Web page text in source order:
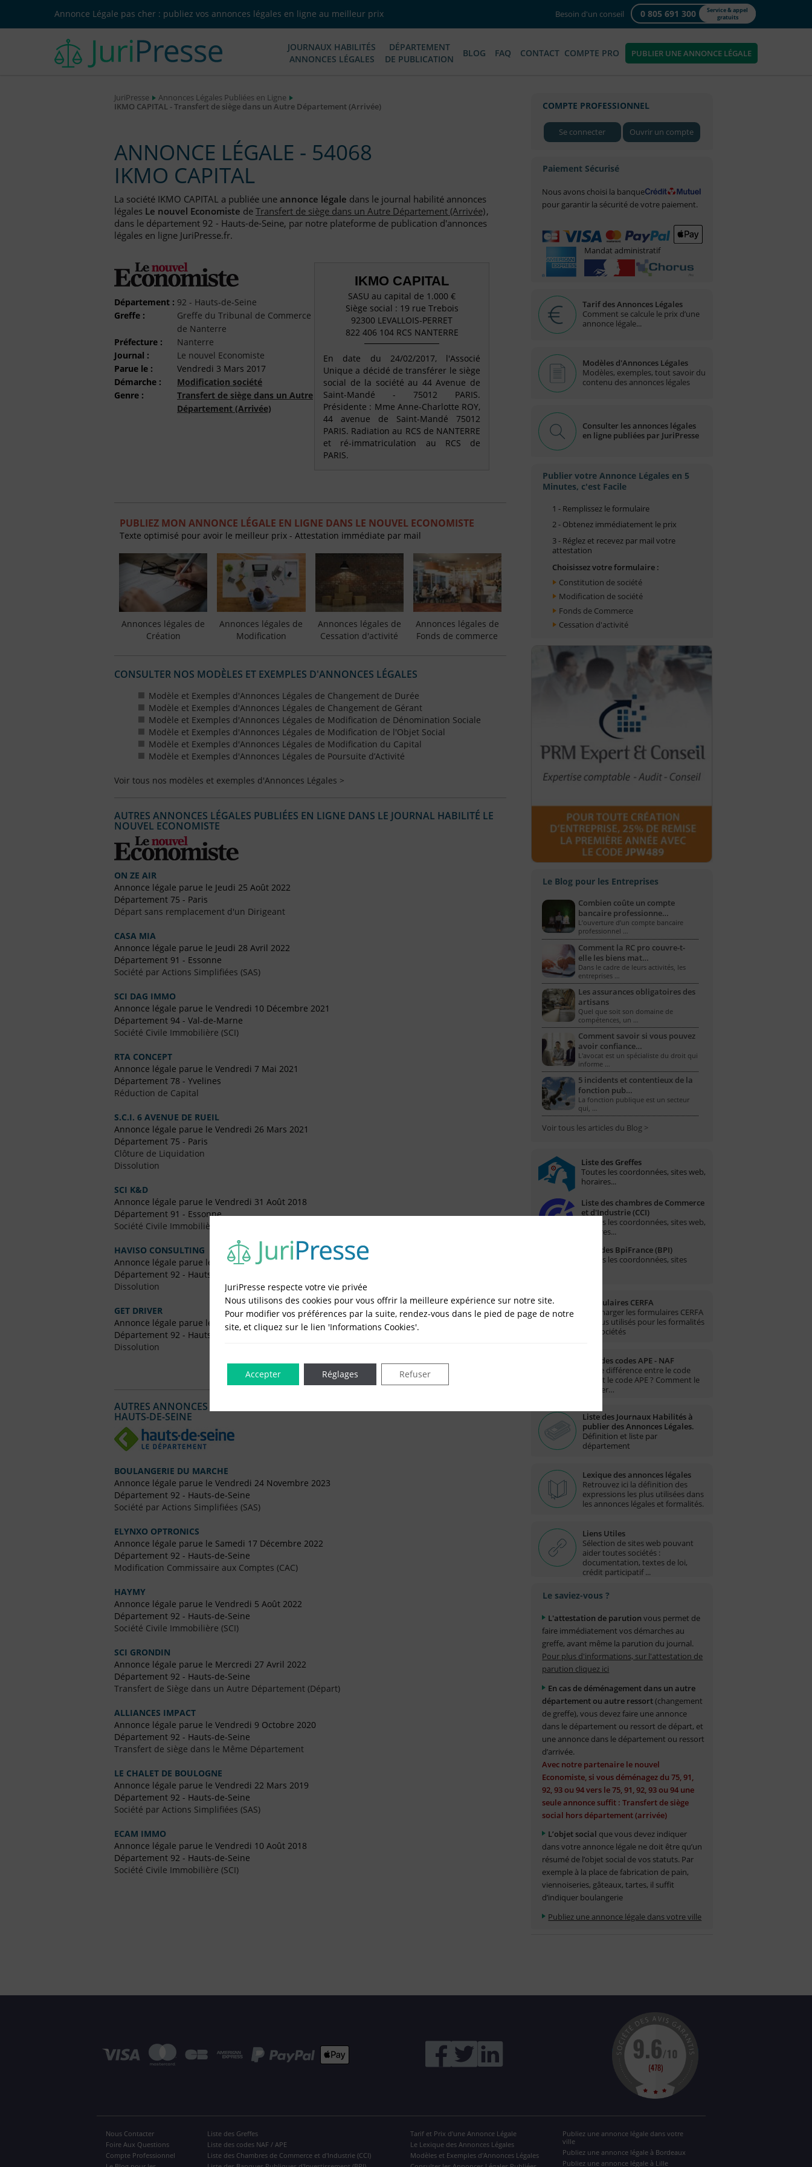
Annonce Légale pas cher : publiez vos annonces légales en ligne au meilleur prix Besoin d'un conseil 0 805 691 300
Service & appel
gratuits
JOURNAUX HABILITÉS
ANNONCES LÉGALES
DÉPARTEMENT
DE PUBLICATION
BLOG FAQ CONTACT COMPTE PRO PUBLIER UNE ANNONCE LÉGALE
JuriPresse
Annonces Légales Publiées en Ligne
IKMO CAPITAL - Transfert de siège dans un Autre Département (Arrivée)
ANNONCE LÉGALE - 54068
IKMO CAPITAL
La société IKMO CAPITAL a publiée une annonce légale dans le journal habilité annonces
légales Le nouvel Economiste deTransfert de siège dans un Autre Département (Arrivée),
dans le département 92 - Hauts-de-Seine, par notre plateforme de publication d'annonces
légales en ligne JuriPresse.fr.
Département : 92 - Hauts-de-Seine
Greffe :
Greffe du Tribunal de Commerce
de Nanterre
Préfecture :
Nanterre
Journal :
Le nouvel Economiste
Parue le :
Vendredi 3 Mars 2017
Démarche :
Modification société
Genre :
Transfert de siège dans un Autre
Département (Arrivée)
IKMO CAPITAL
SASU au capital de 1.000 €
Siège social : 19 rue Trebois
92300 LEVALLOIS-PERRET
822 406 104 RCS NANTERRE
En date du 24/02/2017, l'Associé
Unique a décidé de transférer le siège
social de la société au 44 Avenue de
Saint-Mandé - 75012 PARIS.
Présidente : Mme Anne-Charlotte ROY,
44 avenue de Saint-Mandé 75012
PARIS. Radiation au RCS de NANTERRE
et ré-immatriculation au RCS de
PARIS.
PUBLIEZ MON ANNONCE LÉGALE EN LIGNE DANS LE NOUVEL ECONOMISTE
Texte optimisé pour avoir le meilleur prix - Attestation immédiate par mail
Annonces légales de
Création
Annonces légales de
Modification
Annonces légales de
Cessation d'activité
Annonces légales de
Fonds de commerce
CONSULTER NOS MODÈLES ET EXEMPLES D'ANNONCES LÉGALES
Modèle et Exemples d'Annonces Légales de Changement de Durée
Modèle et Exemples d'Annonces Légales de Changement de Gérant
Modèle et Exemples d'Annonces Légales de Modification de Dénomination Sociale
Modèle et Exemples d'Annonces Légales de Modification de l'Objet Social
Modèle et Exemples d'Annonces Légales de Modification du Capital
Modèle et Exemples d'Annonces Légales de Poursuite d’Activité
Voir tous nos modèles et exemples d'Annonces Légales >
AUTRES ANNONCES LÉGALES PUBLIÉES EN LIGNE DANS LE JOURNAL HABILITÉ LE
NOUVEL ECONOMISTE
ON ZE AIR
Annonce légale parue le Jeudi 25 Août 2022
Département 75 - Paris
Départ sans remplacement d'un Dirigeant
CASA MIA
Annonce légale parue le Jeudi 28 Avril 2022
Département 91 - Essonne
Société par Actions Simplifiées (SAS)
SCI DAG IMMO
Annonce légale parue le Vendredi 10 Décembre 2021
Département 94 - Val-de-Marne
Société Civile Immobilière (SCI)
RTA CONCEPT
Annonce légale parue le Vendredi 7 Mai 2021
Département 78 - Yvelines
Réduction de Capital
S.C.I. 6 AVENUE DE RUEIL
Annonce légale parue le Vendredi 26 Mars 2021
Département 75 - Paris
Clôture de Liquidation
Dissolution
SCI K&D
Annonce légale parue le Vendredi 31 Août 2018
Département 91 - Essonne
Société Civile Immobilière (SCI)
HAVISO CONSULTING
Annonce légale parue le Vendredi 29 Septembre 2017
Département 92 - Hauts-de-Seine
Dissolution
GET DRIVER
Annonce légale parue le Vendredi 22 Septembre 2017
Département 92 - Hauts-de-Seine
Dissolution
AUTRES ANNONCES LÉGALES PUBLIÉES EN LIGNE DANS LE DÉPARTEMENT DU 92 -
HAUTS-DE-SEINE
BOULANGERIE DU MARCHE
Annonce légale parue le Vendredi 24 Novembre 2023
Département 92 - Hauts-de-Seine
Société par Actions Simplifiées (SAS)
ELYNXO OPTRONICS
Annonce légale parue le Samedi 17 Décembre 2022
Département 92 - Hauts-de-Seine
Modification Commissaire aux Comptes (CAC)
HAYMY
Annonce légale parue le Vendredi 5 Août 2022
Département 92 - Hauts-de-Seine
Société Civile Immobilière (SCI)
SCI GRONDIN
Annonce légale parue le Mercredi 27 Avril 2022
Département 92 - Hauts-de-Seine
Transfert de Siège dans un Autre Département (Départ)
ALLIANCES IMPACT
Annonce légale parue le Vendredi 9 Octobre 2020
Département 92 - Hauts-de-Seine
Transfert de siège dans le Même Département
LE CHALET DE BOULOGNE
Annonce légale parue le Vendredi 22 Mars 2019
Département 92 - Hauts-de-Seine
Société par Actions Simplifiées (SAS)
ECAM IMMO
Annonce légale parue le Vendredi 10 Août 2018
Département 92 - Hauts-de-Seine
Société Civile Immobilière (SCI)
COMPTE PROFESSIONNEL
Se connecter Ouvrir un compte
Paiement Sécurisé
Nous avons choisi la banque
pour garantir la sécurité de votre paiement.
Mandat administratif
Tarif des Annonces Légales
Comment se calcule le prix d’une
annonce légale...
Modèles d'Annonces Légales
Modèles, exemples, tout savoir du
contenu des annonces légales
Consulter les annonces légales
en ligne publiées par JuriPresse
Publier votre Annonce Légales en 5
Minutes, c'est Facile
1 - Remplissez le formulaire
2 - Obtenez immédiatement le prix
3 - Réglez et recevez par mail votre
attestation
Choisissez votre formulaire :
Constitution de société
Modification de société
Fonds de Commerce
Cessation d'activité
Le Blog pour les Entreprises
Combien coûte un compte
bancaire professionne…
L’ouverture d’un compte bancaire
professionnel …
Comment la RC pro couvre-t-
elle les biens mat…
Dans le cadre de leurs activités, les
entreprises …
Les assurances obligatoires des
artisans
Quel que soit son domaine de
compétences, un …
Comment savoir si vous pouvez
avoir confiance…
L'avocat est un spécialiste du droit qui
informe …
5 incidents et contentieux de la
fonction pub…
La fonction publique est un secteur
qui, …
Voir tous les articles du Blog >
Liste des Greffes
Toutes les coordonnées, sites web,
horaires...
Liste des chambres de Commerce
et d'Industrie (CCI)
Toutes les coordonnées, sites web,
horaires...
Liste des BpiFrance (BPI)
Toutes les coordonnées, sites
Formulaires CERFA
Télécharger les formulaires CERFA
les plus utilisés pour les formalités
des sociétés
Liste des codes APE - NAF
Quelle différence entre le code
NAF et le code APE ? Comment le
trouver…
Liste des Journaux Habilités à
publier des Annonces Légales.
Définition et liste par
département
Lexique des annonces légales
Retrouvez ici la définition des
expressions les plus utilisées dans
les annonces légales et formalités.
Liens Utiles
Sélection de sites web pouvant
aider toutes sociétés :
documentation, textes de loi,
crédit participatif ...
Le saviez-vous ?
L'attestation de parution vous permet de
faire immédiatement vos démarches au
greffe, avant même la parution du journal.
Pour plus d'informations, sur l'attestation de
parution cliquez ici
En cas de déménagement dans un autre
département ou autre ressort(changement
de greffe), vous devez faire une annonce
dans le département ou ressort de départ, et
une annonce dans le département ou ressort
d’arrivée.
Avec notre partenaire le nouvel
Economiste, si vous déménagez du 75, 91,
92, 93 ou 94 vers le 75, 91, 92, 93 ou 94 une
seule annonce suffit : Transfert de siège
social hors département (arrivée)
L’objet social que vous devez indiquer
dans votre annonce légale ne doit être qu’un
résumé de l’objet social de vos statuts. Par
exemple à la place de fabrication de pain,
viennoiseries, gâteaux, tartes, il suffit
d’indiquer boulangerie
Publiez une annonce légale dans votre ville
Nous Contacter
Foire Aux Questions
Compte Professionnel
Liste des Greffes
Liste des codes NAF / APE
Liste des Chambres de Commerce et d'Industrie (CCI)
Tarif et Prix d'une Annonce Légale
Le Lexique des Annonces Légales
Modèles et Exemples d'Annonces Légales
Publiez une annonce légale dans votre
ville
Publiez une annonce légale à Bordeaux
Publiez une annonce légale à Lille
JuriPresse respecte votre vie privée
Nous utilisons des cookies pour vous offrir la meilleure expérience sur notre site.
Pour modifier vos préférences par la suite, rendez-vous dans le pied de page de notre
site, et cliquez sur le lien 'Informations Cookies'.
Accepter Refuser
Réglages